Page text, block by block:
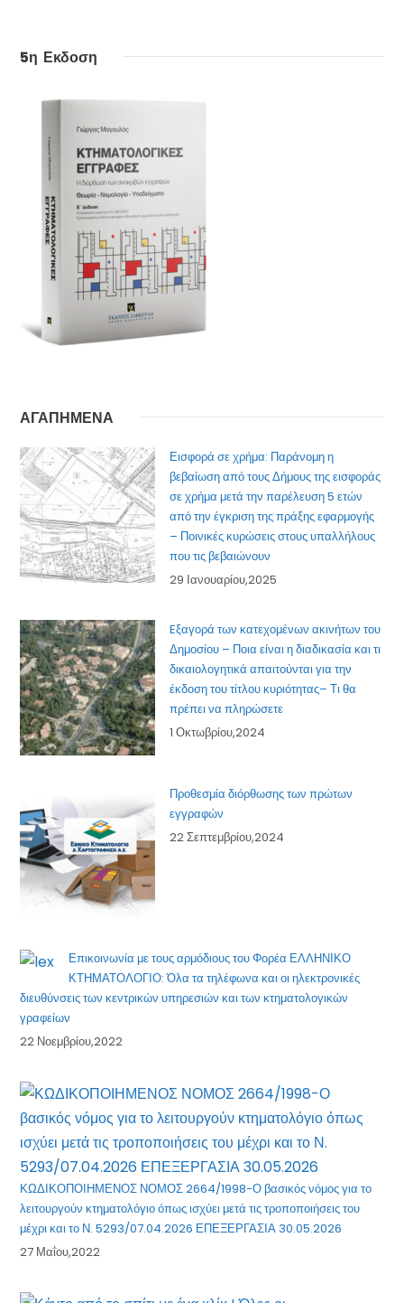
5η Εκδοση
ΑΓΑΠΗΜΕΝΑ
Εισφορά σε χρήμα: Παράνομη η
βεβαίωση από τους Δήμους της εισφοράς
σε χρήμα μετά την παρέλευση 5 ετών
από την έγκριση της πράξης εφαρμογής
– Ποινικές κυρώσεις στους υπαλλήλους
που τις βεβαιώνουν
29 Ιανουαρίου,2025
Eξαγορά των κατεχομένων ακινήτων του
Δημοσίου – Ποια είναι η διαδικασία και τι
δικαιολογητικά απαιτούνται για την
έκδοση του τίτλου κυριότητας– Τι θα
πρέπει να πληρώσετε
1 Οκτωβρίου,2024
Προθεσμία διόρθωσης των πρώτων
εγγραφών
22 Σεπτεμβρίου,2024
Επικοινωνία με τους αρμόδιους του Φορέα ΕΛΛΗΝΙΚΟ
ΚΤΗΜΑΤΟΛΟΓΙΟ: Όλα τα τηλέφωνα και οι ηλεκτρονικές
διευθύνσεις των κεντρικών υπηρεσιών και των κτηματολογικών
γραφείων
22 Νοεμβρίου,2022
ΚΩΔΙΚΟΠΟΙΗΜΕΝΟΣ ΝΟΜΟΣ 2664/1998-Ο βασικός νόμος για το
λειτουργούν κτηματολόγιο όπως ισχύει μετά τις τροποποιήσεις του
μέχρι και το Ν. 5293/07.04.2026 ΕΠΕΞΕΡΓΑΣΙΑ 30.05.2026
27 Μαΐου,2022